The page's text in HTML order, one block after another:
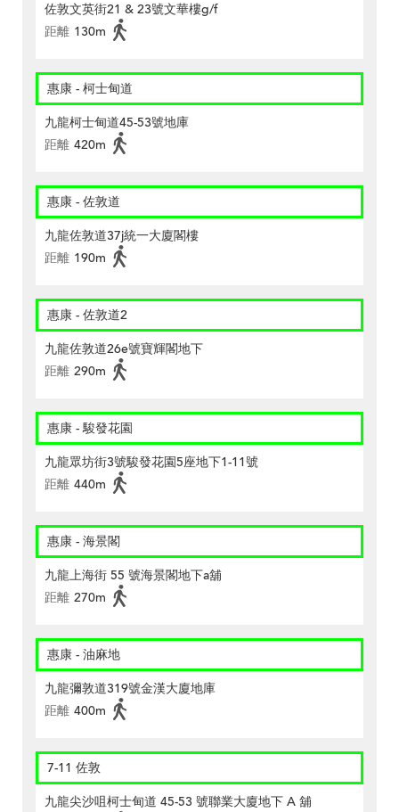
佐敦文英街21 & 23號文華樓g/f
距離 130m
惠康 - 柯士甸道
九龍柯士甸道45-53號地庫
距離 420m
惠康 - 佐敦道
九龍佐敦道37j統一大廈閣樓
距離 190m
惠康 - 佐敦道2
九龍佐敦道26e號寶輝閣地下
距離 290m
惠康 - 駿發花園
九龍眾坊街3號駿發花園5座地下1-11號
距離 440m
惠康 - 海景閣
九龍上海街 55 號海景閣地下a舖
距離 270m
惠康 - 油麻地
九龍彌敦道319號金漢大廈地庫
距離 400m
7-11 佐敦
九龍尖沙咀柯士甸道 45-53 號聯業大廈地下 A 舖